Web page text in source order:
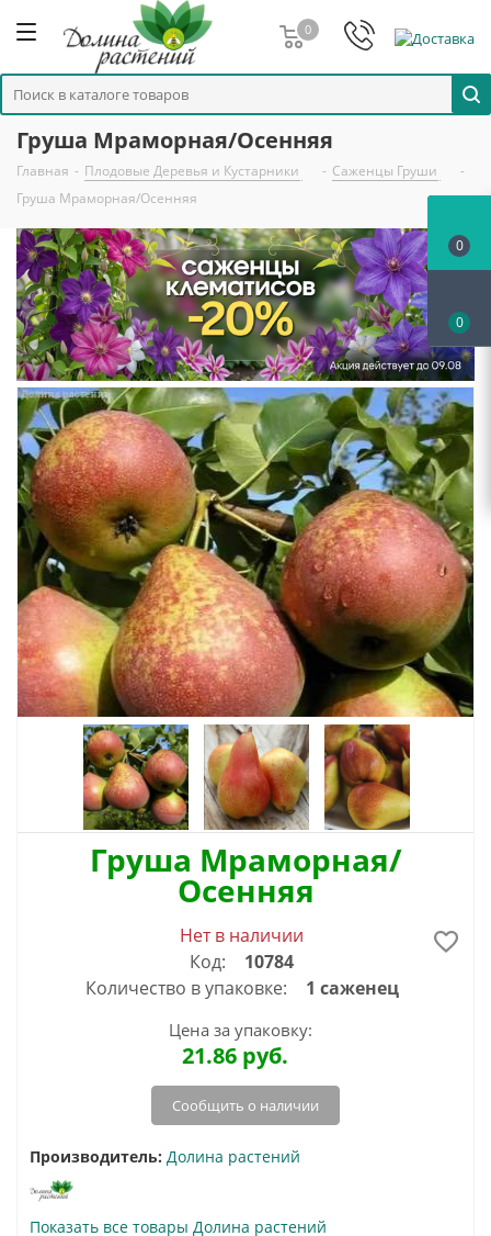
0
Груша Мраморная/Осенняя
Главная - Плодовые Деревья и Кустарники - Саженцы Груши
-
Груша Мраморная/Осенняя
Груша Мраморная/
Осенняя
Нет в наличии
Код:
10784
Количество в упаковке:
1 саженец
Цена за упаковку:
21.86руб.
Сообщить о наличии
Производитель: Долина растений
Показать все товары Долина растений
0
0